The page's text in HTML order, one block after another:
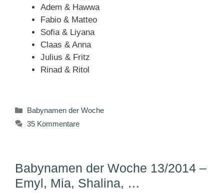
Adem & Hawwa
Fabio & Matteo
Sofia & Liyana
Claas & Anna
Julius & Fritz
Rinad & Ritol
Kategorien
Babynamen der Woche
35 Kommentare
Babynamen der Woche 13/2014 –
Emyl, Mia, Shalina, …